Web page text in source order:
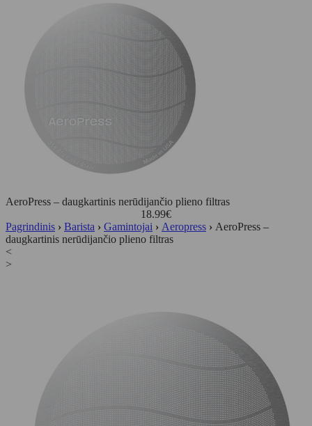
AeroPress – daugkartinis nerūdijančio plieno filtras
18.99€
Pagrindinis › Barista › Gamintojai › Aeropress › AeroPress –
daugkartinis nerūdijančio plieno filtras
<
>